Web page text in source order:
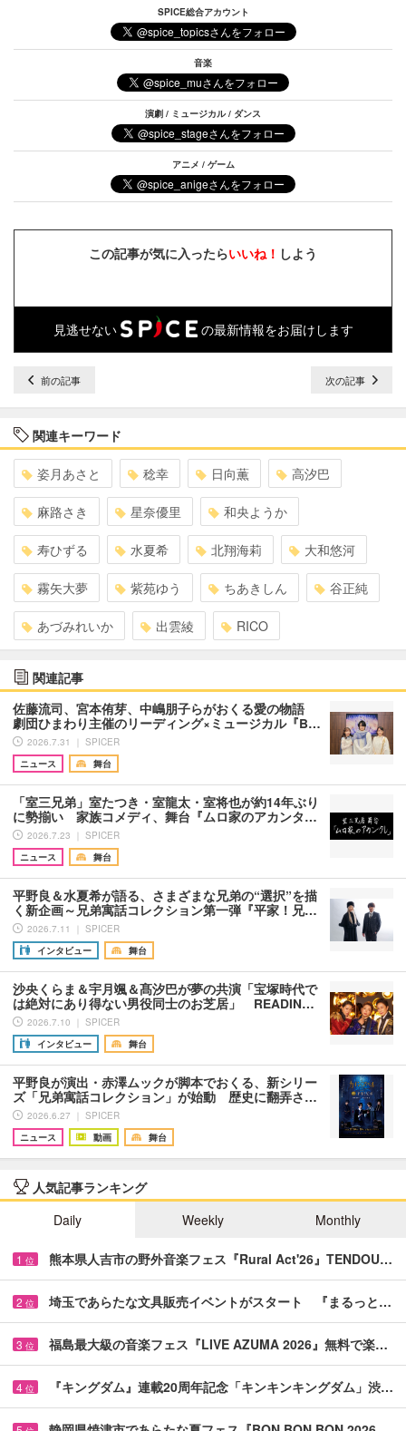
SPICE総合アカウント
音楽
演劇 / ミュージカル / ダンス
アニメ / ゲーム
この記事が気に入ったらいいね！ しよう
見逃せない の最新情報をお届けします
前の記事 次の記事
関連キーワード
姿月あさと 稔幸 日向薫 高汐巴
麻路さき 星奈優里 和央ようか
寿ひずる 水夏希 北翔海莉 大和悠河
霧矢大夢 紫苑ゆう ちあきしん 谷正純
あづみれいか 出雲綾 RICO
関連記事
佐藤流司、宮本侑芽、中嶋朋子らがおくる愛の物語
劇団ひまわり主催のリーディング×ミュージカル『B…
2026.7.31 ｜ SPICER
ニュース
舞台
「室三兄弟」室たつき・室龍太・室将也が約14年ぶり
に勢揃い 家族コメディ、舞台『ムロ家のアカンタ…
2026.7.23 ｜ SPICER
ニュース
舞台
平野良＆水夏希が語る、さまざまな兄弟の“選択”を描
く新企画～兄弟寓話コレクション第一弾『平家！兄…
2026.7.11 ｜ SPICER
インタビュー
舞台
沙央くらま＆宇月颯＆髙汐巴が夢の共演「宝塚時代で
は絶対にあり得ない男役同士のお芝居」 READIN…
2026.7.10 ｜ SPICER
インタビュー
舞台
平野良が演出・赤澤ムックが脚本でおくる、新シリー
ズ「兄弟寓話コレクション」が始動 歴史に翻弄さ…
2026.6.27 ｜ SPICER
ニュース
動画 舞台
人気記事ランキング
Daily
Weekly Monthly
1 位 熊本県人吉市の野外音楽フェス『Rural Act'26』TENDOU…
2 位 埼玉であらたな文具販売イベントがスタート 『まるっと…
3 位 福島最大級の音楽フェス『LIVE AZUMA 2026』無料で楽…
4 位 『キングダム』連載20周年記念「キンキンキングダム」渋…